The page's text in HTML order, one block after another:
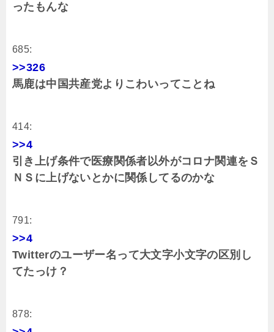
ったもんな
685:
>>326
馬鹿は中国共産党よりこわいってことね
414:
>>4
引き上げ条件で医療関係者以外がコロナ関連をＳ
ＮＳに上げないとかに関係してるのかな
791:
>>4
Twitterのユーザー名って大文字小文字の区別し
てたっけ？
878: